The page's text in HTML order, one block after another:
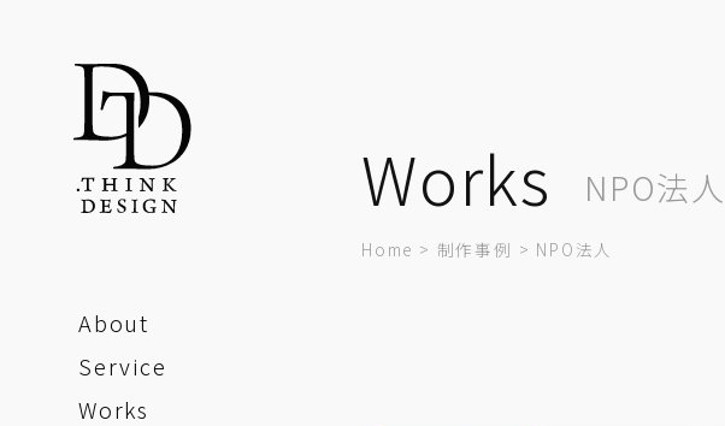
About
Service
Works
Works NPO法人
Home > 制作事例 > NPO法人